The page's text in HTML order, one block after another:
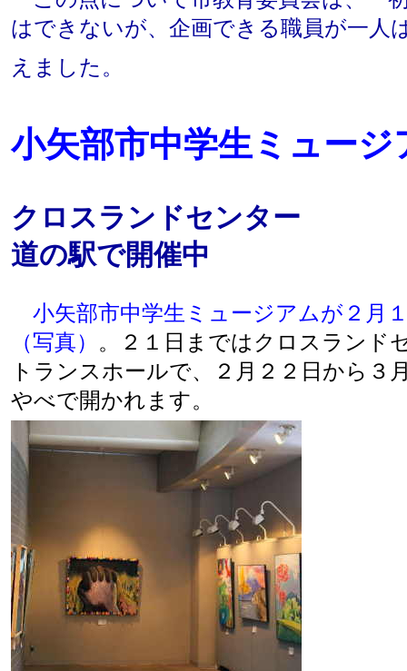
はできないが、企画できる職員が一人
えました。
小矢部市中学生ミュージ
クロスランドセンター
道の駅で開催中
小矢部市中学生ミュージアムが２月
（写真） 。２１日まではクロスランド
トランスホールで、２月２２日から３
やべで開かれます。